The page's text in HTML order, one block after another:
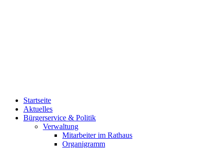
Startseite
Aktuelles
Bürgerservice & Politik
Verwaltung
Mitarbeiter im Rathaus
Organigramm